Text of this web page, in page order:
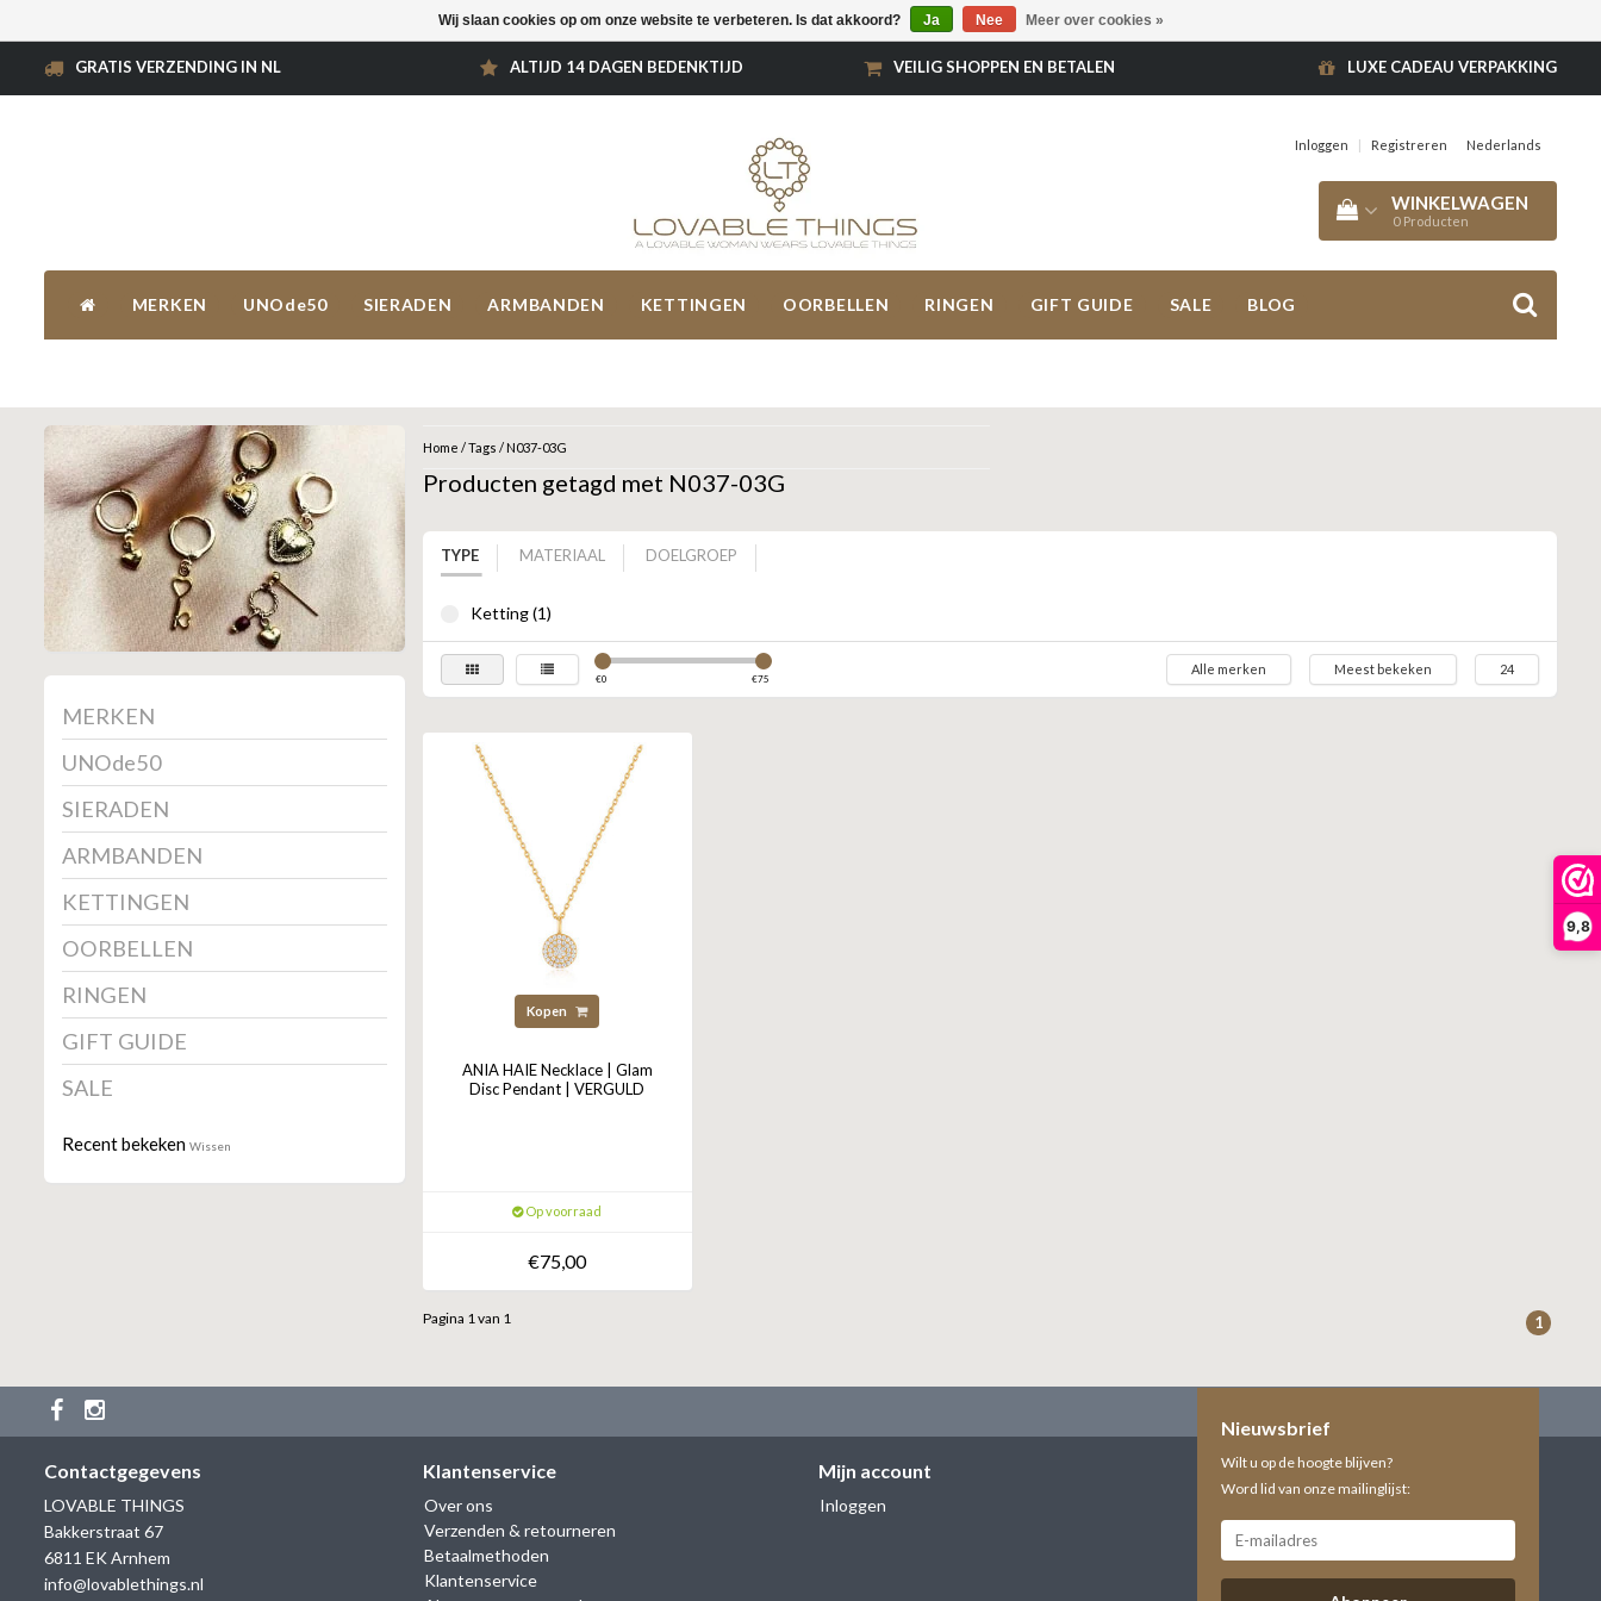
9,8
GRATIS VERZENDING IN NL ALTIJD 14 DAGEN BEDENKTIJD VEILIG SHOPPEN EN BETALEN LUXE CADEAU VERPAKKING
Inloggen | Registreren Nederlands
WINKELWAGEN
0 Producten
MERKEN UNOde50 SIERADEN ARMBANDEN KETTINGEN OORBELLEN RINGEN GIFT GUIDE SALE BLOG
MERKEN
UNOde50
SIERADEN
ARMBANDEN
KETTINGEN
OORBELLEN
RINGEN
GIFT GUIDE
SALE
Recent bekeken Wissen
Home /Tags / N037-03G
Producten getagd met N037-03G
TYPE MATERIAAL DOELGROEP
Ketting (1)
€0 €75
Alle merken Meest bekeken 24
Kopen
ANIA HAIE Necklace | Glam
Disc Pendant | VERGULD
Op voorraad
€75,00
Pagina 1 van 1 1
Contactgegevens
LOVABLE THINGS
Bakkerstraat 67
6811 EK Arnhem
info@lovablethings.nl
Klantenservice
Over ons
Verzenden & retourneren
Betaalmethoden
Klantenservice
Mijn account
Inloggen
Nieuwsbrief
Wilt u op de hoogte blijven?
Word lid van onze mailinglijst:
Wij slaan cookies op om onze website te verbeteren. Is dat akkoord? Ja Nee Meer over cookies »